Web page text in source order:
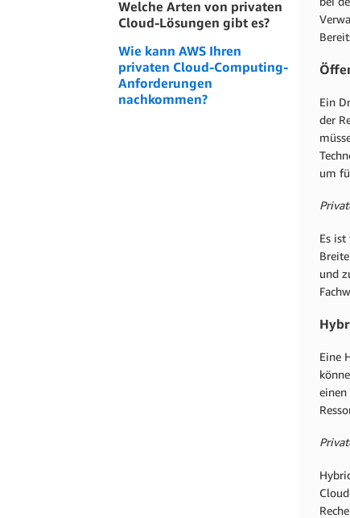
Welche Arten von privaten
Cloud-Lösungen gibt es?
Wie kann AWS Ihren
privaten Cloud-Computing-
Anforderungen
nachkommen?
Ein
der
um
Es
und
Eine
einen